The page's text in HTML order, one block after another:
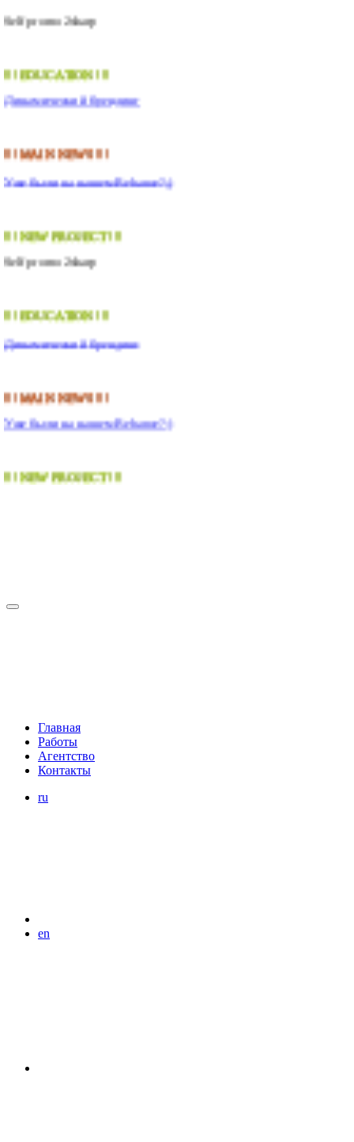
Self promo 2sharp
!!! EDUCATION !!!
Динамический брендинг
!!! MAIN NEWS !!!
Уже были на нашем Behance?;)
!!! NEW PROJECT !!!
Self promo 2sharp
!!! EDUCATION !!!
Динамический брендинг
!!! MAIN NEWS !!!
Уже были на нашем Behance?;)
!!! NEW PROJECT !!!
Главная
Работы
Агентство
Контакты
ru
en